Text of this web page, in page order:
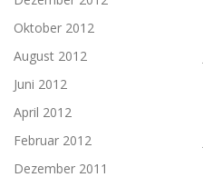
Oktober 2012
August 2012
Juni 2012
April 2012
Februar 2012
Dezember 2011